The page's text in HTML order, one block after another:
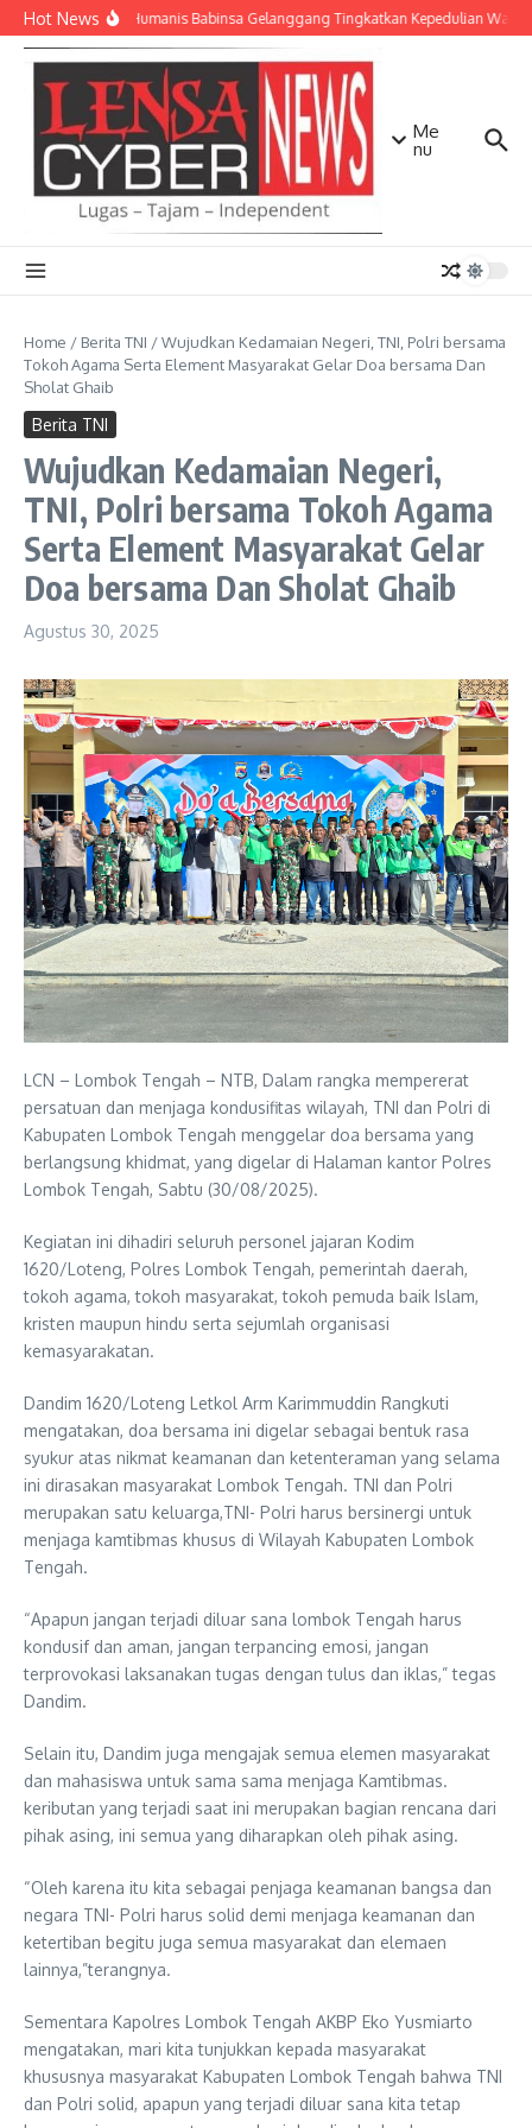
Lewati ke konten
Hot NewsPatroli Humanis Babinsa Gelanggang Tingkatkan Kepedulian
Me
nu
Home / Berita TNI /Wujudkan Kedamaian Negeri, TNI, Polri bersama
Tokoh Agama Serta Element Masyarakat Gelar Doa bersama Dan
Sholat Ghaib
Berita TNI
Wujudkan Kedamaian Negeri,
TNI, Polri bersama Tokoh Agama
Serta Element Masyarakat Gelar
Doa bersama Dan Sholat Ghaib
Agustus 30, 2025
LCN – Lombok Tengah – NTB, Dalam rangka mempererat
persatuan dan menjaga kondusifitas wilayah, TNI dan Polri di
Kabupaten Lombok Tengah menggelar doa bersama yang
berlangsung khidmat, yang digelar di Halaman kantor Polres
Lombok Tengah, Sabtu (30/08/2025).
Kegiatan ini dihadiri seluruh personel jajaran Kodim
1620/Loteng, Polres Lombok Tengah, pemerintah daerah,
tokoh agama, tokoh masyarakat, tokoh pemuda baik Islam,
kristen maupun hindu serta sejumlah organisasi
kemasyarakatan.
Dandim 1620/Loteng Letkol Arm Karimmuddin Rangkuti
mengatakan, doa bersama ini digelar sebagai bentuk rasa
syukur atas nikmat keamanan dan ketenteraman yang selama
ini dirasakan masyarakat Lombok Tengah. TNI dan Polri
merupakan satu keluarga,TNI- Polri harus bersinergi untuk
menjaga kamtibmas khusus di Wilayah Kabupaten Lombok
Tengah.
“Apapun jangan terjadi diluar sana lombok Tengah harus
kondusif dan aman, jangan terpancing emosi, jangan
terprovokasi laksanakan tugas dengan tulus dan iklas,” tegas
Dandim.
Selain itu, Dandim juga mengajak semua elemen masyarakat
dan mahasiswa untuk sama sama menjaga Kamtibmas.
keributan yang terjadi saat ini merupakan bagian rencana dari
pihak asing, ini semua yang diharapkan oleh pihak asing.
“Oleh karena itu kita sebagai penjaga keamanan bangsa dan
negara TNI- Polri harus solid demi menjaga keamanan dan
ketertiban begitu juga semua masyarakat dan elemaen
lainnya,”terangnya.
Sementara Kapolres Lombok Tengah AKBP Eko Yusmiarto
mengatakan, mari kita tunjukkan kepada masyarakat
khususnya masyarakat Kabupaten Lombok Tengah bahwa TNI
dan Polri solid, apapun yang terjadi diluar sana kita tetap